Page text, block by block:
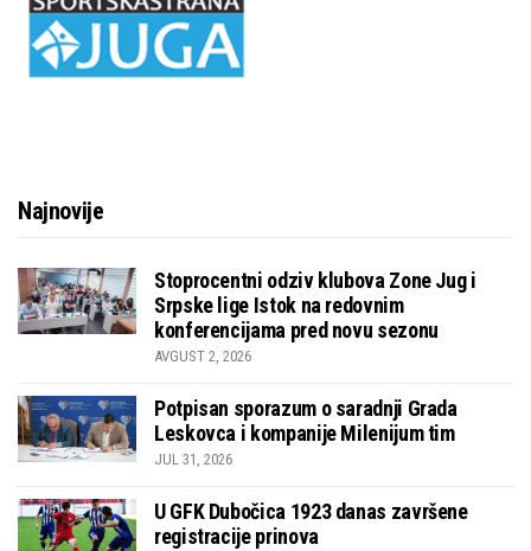
Najnovije
Stoprocentni odziv klubova Zone Jug i
Srpske lige Istok na redovnim
konferencijama pred novu sezonu
AVGUST 2, 2026
Potpisan sporazum o saradnji Grada
Leskovca i kompanije Milenijum tim
JUL 31, 2026
U GFK Dubočica 1923 danas završene
registracije prinova